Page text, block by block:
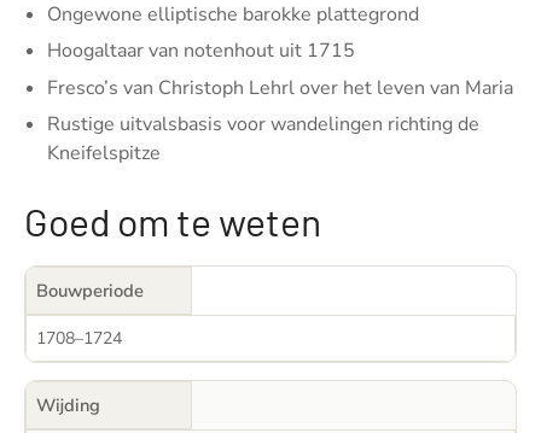
Ongewone elliptische barokke plattegrond
Hoogaltaar van notenhout uit 1715
Fresco’s van Christoph Lehrl over het leven van Maria
Rustige uitvalsbasis voor wandelingen richting de
Kneifelspitze
Goed om te weten
Bouwperiode
1708–1724
Wijding